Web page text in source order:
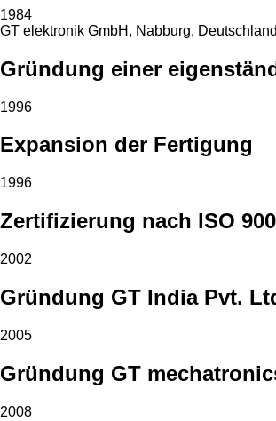
1984
GT elektronik GmbH, Nabburg, Deutschland
Gründung einer
1996
Expansion der Fertigung
1996
Zertifizierung nach ISO 900
2002
Gründung GT India Pvt.
2005
Gründung GT
2008